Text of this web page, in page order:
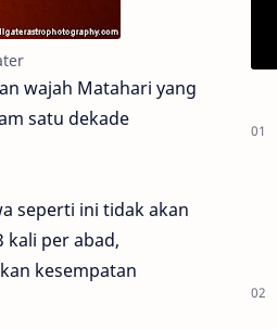
wajah Matahari yang
satu dekade
seperti ini tidak akan
per abad,
kesempatan